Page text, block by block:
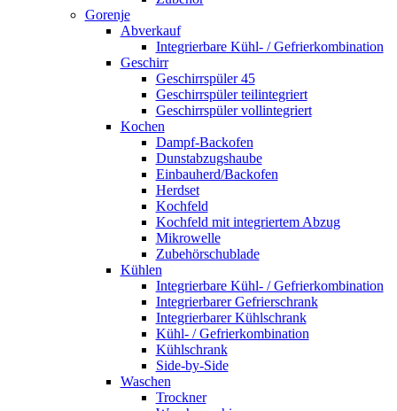
Gorenje
Abverkauf
Integrierbare Kühl- / Gefrierkombination
Geschirr
Geschirrspüler 45
Geschirrspüler teilintegriert
Geschirrspüler vollintegriert
Kochen
Dampf-Backofen
Dunstabzugshaube
Einbauherd/Backofen
Herdset
Kochfeld
Kochfeld mit integriertem Abzug
Mikrowelle
Zubehörschublade
Kühlen
Integrierbare Kühl- / Gefrierkombination
Integrierbarer Gefrierschrank
Integrierbarer Kühlschrank
Kühl- / Gefrierkombination
Kühlschrank
Side-by-Side
Waschen
Trockner